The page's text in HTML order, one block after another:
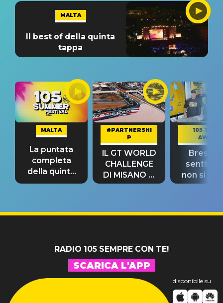
MALTA
Il best of della quinta
tappa
MALTA
La puntata
completa
della quinta
tappa
#PARTNERSHI
P
IL GT WORLD
CHALLENGE
DI MISANO si
riconferma
105 TAKE
AWAY
Bresh:
non si
fino alla
RADIO 105 SEMPRE CON TE!
SCARICA L'APP
disponibile su